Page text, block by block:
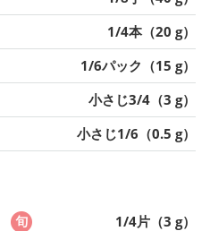
1/4本（20 g）
1/6パック（15 g）
小さじ3/4（3 g）
小さじ1/6（0.5 g）
1/4片（3 g）